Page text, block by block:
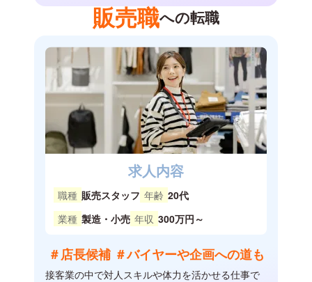
販売職への転職
求人内容
職種 販売スタッフ 年齢 20代
業種 製造・小売 年収 300万円～
＃店長候補 ＃バイヤーや企画への道も
接客業の中で対人スキルや体力を活かせる仕事で